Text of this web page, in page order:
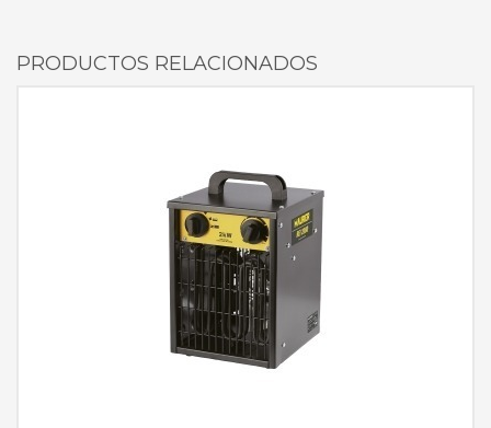
PRODUCTOS RELACIONADOS